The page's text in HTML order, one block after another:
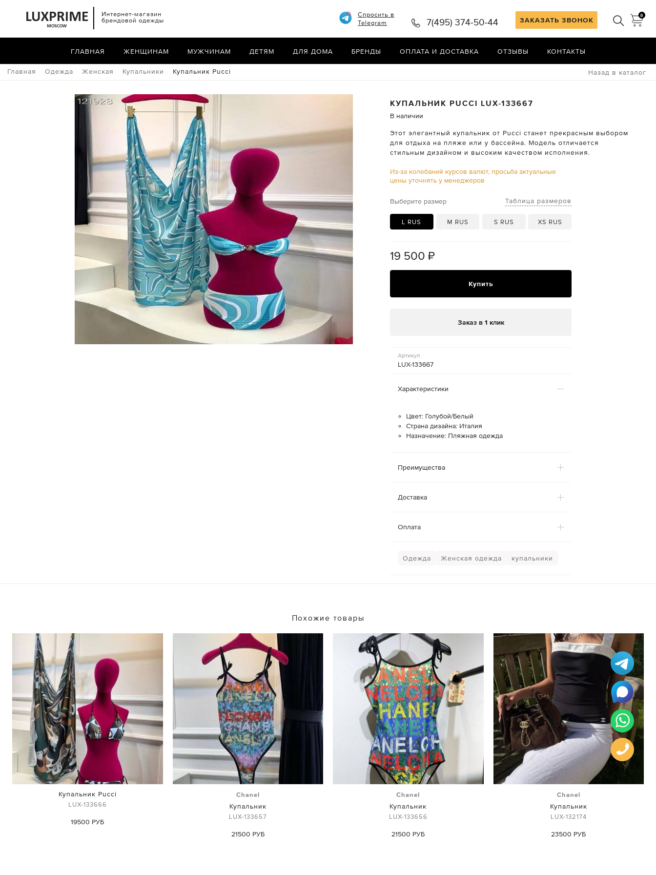
Интернет-магазин
брендовой одежды
ЗАКАЗАТЬ ЗВОНОК
0
Спросить в
Telegram
7(495) 374-50-44
ГЛАВНАЯ ЖЕНЩИНАМ МУЖЧИНАМ ДЕТЯМ ДЛЯ ДОМА БРЕНДЫ ОПЛАТА И ДОСТАВКА ОТЗЫВЫ КОНТАКТЫ
Главная Одежда Женская Купальники Купальник Pucci Назад в каталог
КУПАЛЬНИК PUCCI LUX-133667
В наличии
Этот элегантный купальник от Pucci станет прекрасным выбором
для отдыха на пляже или у бассейна. Модель отличается
стильным дизайном и высоким качеством исполнения.
Из-за колебаний курсов валют, просьба актуальные
цены уточнять у менеджеров
Выберите размер Таблица размеров
L RUS M RUS S RUS XS RUS
19 500 ₽
Купить
Заказ в 1 клик
Артикул
LUX-133667
Характеристики
Цвет: Голубой/Белый
Страна дизайна: Италия
Назначение: Пляжная одежда
Преимущества
Доставка
Оплата
Одежда Женская одежда купальники
Похожие товары
Купальник Pucci
LUX-133666
19500 РУБ
Chanel
Купальник
LUX-133657
21500 РУБ
Chanel
Купальник
LUX-133656
21500 РУБ
Chanel
Купальник
LUX-132174
23500 РУБ